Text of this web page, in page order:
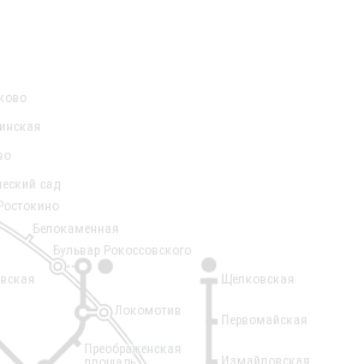
1
Локомотив
сад
Белокаменная
Щёлковская
Первомайская
Измайловская
Бульвар Рокоссовского
Преображенская